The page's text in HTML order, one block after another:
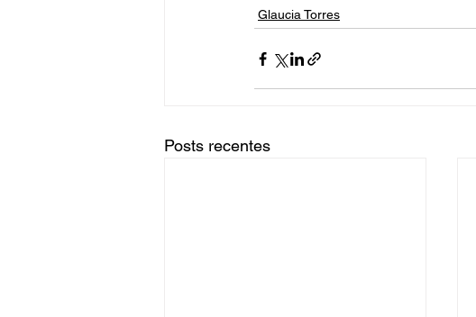
Glaucia Torres
Posts recentes